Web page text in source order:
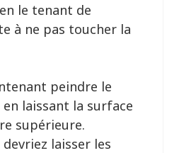
le tenant de
à ne pas toucher la
peindre le
laissant la surface
supérieure.
laisser les